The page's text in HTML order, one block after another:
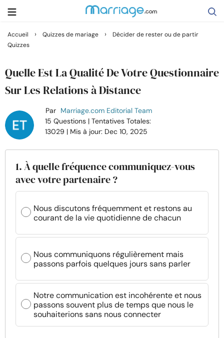
Rechercher
Se marier
Relations
Famille
Aide
Cours
Ressources
Communauté
Trouver un thérapeute
Langue
Accueil › Quizzes de mariage ›
Décider de rester ou de partir
Quizzes
Quelle Est La Qualité De Votre Questionnaire
Sur Les Relations à Distance
Par Marriage.com Editorial Team
15 Questions | Tentatives Totales:
13029 | Mis à jour: Dec 10, 2025
1. À quelle fréquence communiquez-vous
avec votre partenaire ?
Nous discutons fréquemment et restons au
courant de la vie quotidienne de chacun
Nous communiquons régulièrement mais
passons parfois quelques jours sans parler
Notre communication est incohérente et nous
passons souvent plus de temps que nous le
souhaiterions sans nous connecter